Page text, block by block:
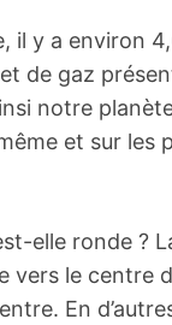
il y a environ
de gaz
notre
et sur
elle ronde ?
vers le centre
En